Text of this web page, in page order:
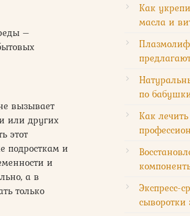
–
вызывает
или других
этот
подросткам и
и
а в
только
Как
масла и
по
Как
Экспресс-